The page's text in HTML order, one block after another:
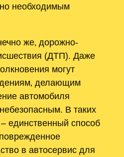
необходимым
же‚ дорожно-
(ДТП). Даже
могут
делающим
автомобиля
В таких
единственный способ
в автосервис для